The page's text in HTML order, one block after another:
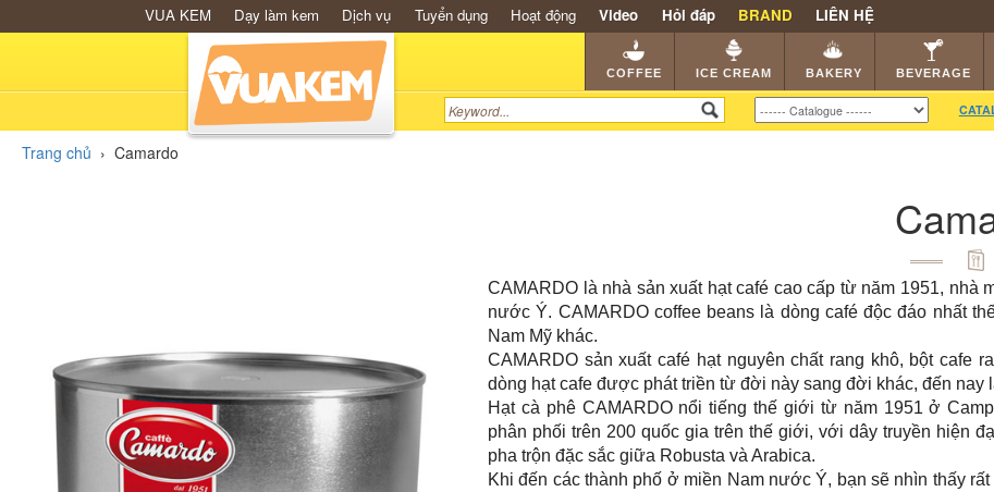
SHOP KEM NGON HẠT CAFE NHÀ HÀNG
VUA KEM Dạy làm kem Dịch vụ Tuyển dụng Hoạt động Video Hỏi đáp BRAND LIÊN HỆ
COFFEE ICE CREAM BAKERY BEVERAGE
Trang chủ › Camardo
CAMARDO là nhà sản xuất hạt café cao cấp từ năm 1951, nhà
nước Ý. CAMARDO coffee beans là dòng café độc đáo nhất
Nam Mỹ khác.
CAMARDO sản xuất café hạt nguyên chất rang khô, bột cafe
dòng hạt cafe được phát triền từ đời này sang đời khác, đến nay
Hạt cà phê CAMARDO nổi tiếng thế giới từ năm 1951 ở
phân phối trên 200 quốc gia trên thế giới, với dây truyền hiện
pha trộn đặc sắc giữa Robusta và Arabica.
Khi đến các thành phố ở miền Nam nước Ý, bạn sẽ nhìn thấy